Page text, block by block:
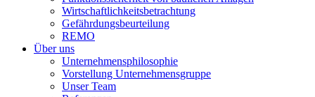
Wirtschaftlichkeitsbetrachtung
Gefährdungsbeurteilung
REMO
Über uns
Unternehmensphilosophie
Vorstellung Unternehmensgruppe
Unser Team